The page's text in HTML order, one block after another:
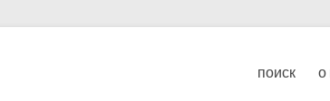
для поиск о